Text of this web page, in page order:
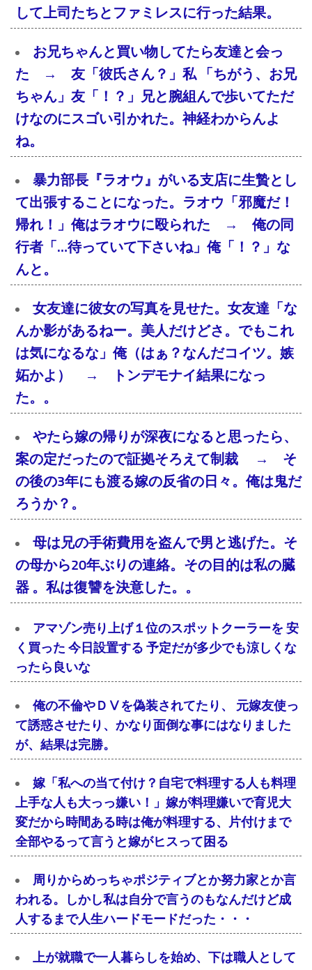
して上司たちとファミレスに行った結果。
お兄ちゃんと買い物してたら友達と会っ
た → 友「彼氏さん？」私 「ちがう、お兄
ちゃん」友「！？」兄と腕組んで歩いてただ
けなのにスゴい引かれた。神経わからんよ
ね。
暴力部長『ラオウ』がいる支店に生贄とし
て出張することになった。ラオウ「邪魔だ！
帰れ！」俺はラオウに殴られた → 俺の同
行者「…待っていて下さいね」俺「！？」な
んと。
女友達に彼女の写真を見せた。女友達「な
んか影があるねー。美人だけどさ。でもこれ
は気になるな」俺（はぁ？なんだコイツ。嫉
妬かよ） → トンデモナイ結果になっ
た。。
やたら嫁の帰りが深夜になると思ったら、
案の定だったので証拠そろえて制裁 → そ
の後の3年にも渡る嫁の反省の日々。俺は鬼だ
ろうか？。
母は兄の手術費用を盗んで男と逃げた。そ
の母から20年ぶりの連絡。その目的は私の臓
器 。私は復讐を決意した。。
アマゾン売り上げ１位のスポットクーラーを 安
く買った 今日設置する 予定だが多少でも涼しくな
ったら良いな
俺の不倫やＤⅤを偽装されてたり、 元嫁友使っ
て誘惑させたり、かなり面倒な事にはなりました
が、結果は完勝。
嫁「私への当て付け？自宅で料理する人も料理
上手な人も大っっ嫌い！」嫁が料理嫌いで育児大
変だから時間ある時は俺が料理する、片付けまで
全部やるって言うと嫁がヒスって困る
周りからめっちゃポジティブとか努力家とか言
われる。しかし私は自分で言うのもなんだけど成
人するまで人生ハードモードだった・・・
上が就職で一人暮らしを始め、下は職人として